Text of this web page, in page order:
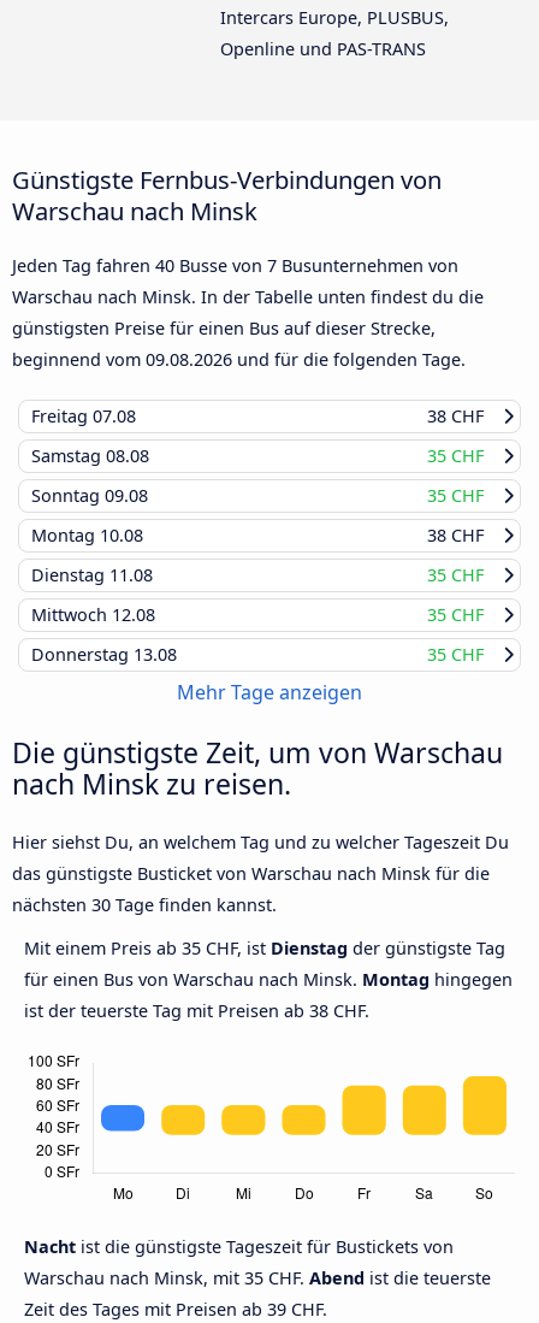
Intercars Europe, PLUSBUS,
Openline und PAS-TRANS
Günstigste Fernbus-Verbindungen von
Warschau nach Minsk
Jeden Tag fahren 40 Busse von 7 Busunternehmen von
Warschau nach Minsk. In der Tabelle unten findest du die
günstigsten Preise für einen Bus auf dieser Strecke,
beginnend vom 09.08.2026 und für die folgenden Tage.
Freitag 07.08
38 CHF
Samstag 08.08
35 CHF
Sonntag 09.08
35 CHF
Montag 10.08
38 CHF
Dienstag 11.08
35 CHF
Mittwoch 12.08
35 CHF
Donnerstag 13.08 35 CHF
Mehr Tage anzeigen
Die günstigste Zeit, um von Warschau
nach Minsk zu reisen.
Hier siehst Du, an welchem Tag und zu welcher Tageszeit Du
das günstigste Busticket von Warschau nach Minsk für die
nächsten 30 Tage finden kannst.
Mit einem Preis ab 35 CHF, ist Dienstag der günstigste Tag
für einen Bus von Warschau nach Minsk. Montag hingegen
ist der teuerste Tag mit Preisen ab 38 CHF.
Nacht ist die günstigste Tageszeit für Bustickets von
Warschau nach Minsk, mit 35 CHF. Abend ist die teuerste
Zeit des Tages mit Preisen ab 39 CHF.